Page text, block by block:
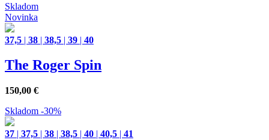
Skladom
Novinka
37,5 | 38 | 38,5 | 39 | 40
The Roger Spin
150,00 €
Skladom -30%
37 | 37,5 | 38 | 38,5 | 40 | 40,5 | 41